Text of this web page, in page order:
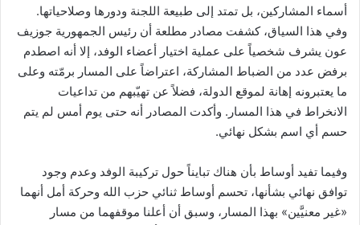
أسماء المشاركين، بل تمتد إلى طبيعة اللجنة ودورها وصلاحياتها.
وفي هذا السياق، كشفت مصادر مطلعة أن رئيس الجمهورية جوزيف
عون يشرف شخصياً على عملية اختيار أعضاء الوفد، إلا أنه اصطدم
برفض عدد من الضباط المشاركة، اعتراضاً على المسار برمّته وعلى
ما يعتبرونه إهانة لموقع الدولة، فضلاً عن تهيّبهم من تداعيات
الانخراط في هذا المسار. وأكدت المصادر أنه حتى يوم أمس لم يتم
حسم أي اسم بشكل نهائي.
وفيما تفيد أوساط بأن هناك تبايناً حول تركيبة الوفد وعدم وجود
توافق نهائي بشأنها، تحسم أوساط ثنائي حزب الله وحركة أمل أنهما
«غير معنيَّين» بهذا المسار، وسبق أن أعلنا موقفهما من مسار